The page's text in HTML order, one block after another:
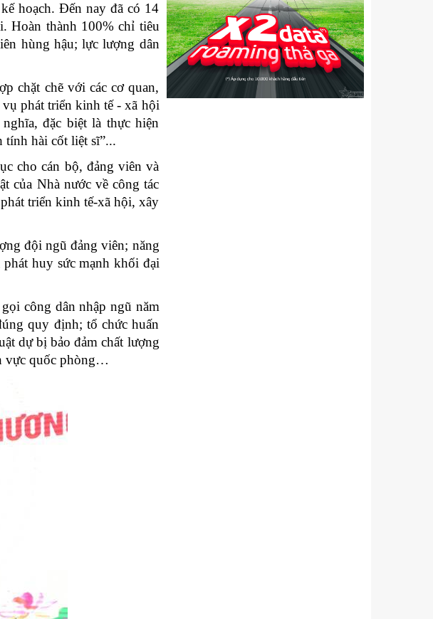
hoạch. Đến nay đã có 14
Hoàn thành 100% chỉ tiêu
hùng hậu; lực lượng dân
chặt chẽ với các cơ quan,
phát triển kinh tế - xã hội
đặc biệt là thực hiện
tính hài cốt liệt sĩ”...
cho cán bộ, đảng viên và
của Nhà nước về công tác
triển kinh tế-xã hội, xây
đội ngũ đảng viên; năng
huy sức mạnh khối đại
công dân nhập ngũ năm
quy định; tổ chức huấn
dự bị bảo đảm chất lượng
vực quốc phòng…